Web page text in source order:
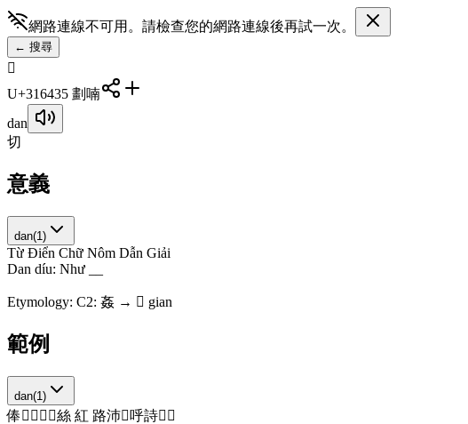
網路連線不可用。請檢查您的網路連線後再試一次。
← 搜尋
𱙃
U+316435 劃 喃
dan
切
意義
dan(1 )
Từ Điển Chữ Nôm Dẫn Giải
Dan díu: Như
Etymology: C2: 姦 → 𱙃 gian
範例
dan(1)
俸 𢧚 𱙃 𬗏 󱫑絲 紅 路沛𭉑呼詩𦲿 𱤴